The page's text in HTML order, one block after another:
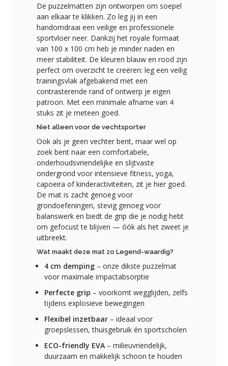
De puzzelmatten zijn ontworpen om soepel
aan elkaar te klikken. Zo leg jij in een
handomdraai een veilige en professionele
sportvloer neer. Dankzij het royale formaat
van 100 x 100 cm heb je minder naden en
meer stabiliteit. De kleuren blauw en rood zijn
perfect om overzicht te creëren: leg een veilig
trainingsvlak afgebakend met een
contrasterende rand of ontwerp je eigen
patroon. Met een minimale afname van 4
stuks zit je meteen goed.
Niet alleen voor de vechtsporter
Ook als je geen vechter bent, maar wel op
zoek bent naar een comfortabele,
onderhoudsvriendelijke en slijtvaste
ondergrond voor intensieve fitness, yoga,
capoeira of kinderactiviteiten, zit je hier goed.
De mat is zacht genoeg voor
grondoefeningen, stevig genoeg voor
balanswerk en biedt de grip die je nodig hebt
om gefocust te blijven — óók als het zweet je
uitbreekt.
Wat maakt deze mat zo Legend-waardig?
4 cm demping – onze dikste puzzelmat
voor maximale impactabsorptie
Perfecte grip – voorkomt wegglijden, zelfs
tijdens explosieve bewegingen
Flexibel inzetbaar – ideaal voor
groepslessen, thuisgebruik én sportscholen
ECO-friendly EVA – milieuvriendelijk,
duurzaam en makkelijk schoon te houden